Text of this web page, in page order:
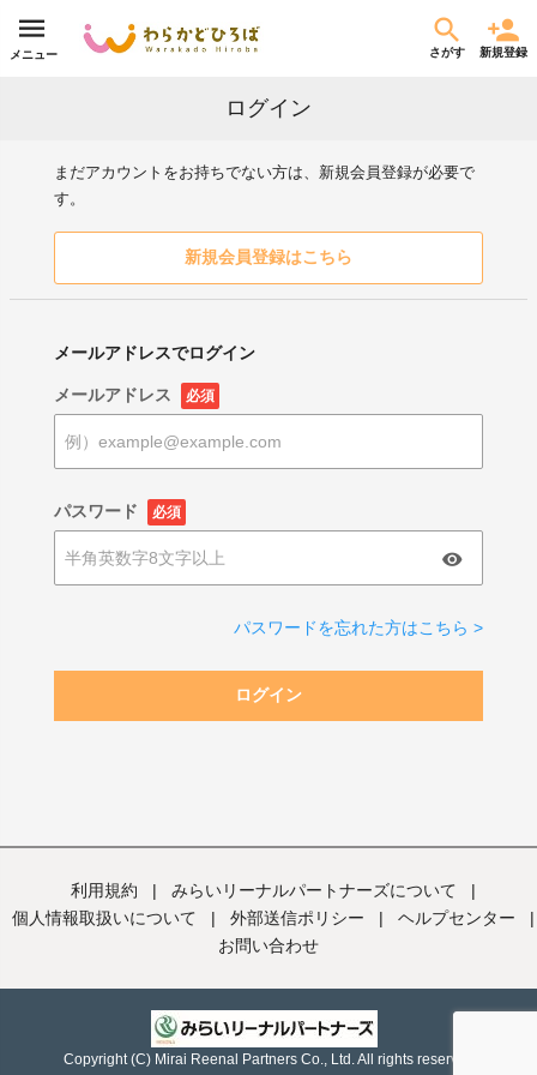
メニュー さがす 新規登録
ログイン
まだアカウントをお持ちでない方は、新規会員登録が必要で
す。
新規会員登録はこちら
メールアドレスでログイン
メールアドレス 必須
パスワード 必須
パスワードを忘れた方はこちら >
ログイン
利用規約 | みらいリーナルパートナーズについて
|
個人情報取扱いについて
| 外部送信ポリシー | ヘルプセンター
|
お問い合わせ
Copyright (C) Mirai Reenal Partners Co., Ltd. All rights reserved